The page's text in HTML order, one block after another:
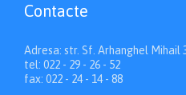
Contacte
Adresa: str. Sf. Arhanghel Mihail
tel: 022 - 29 - 26 - 52
fax: 022 - 24 - 14 - 88